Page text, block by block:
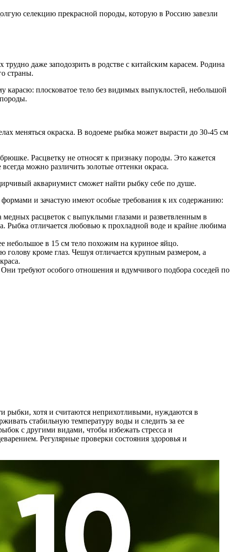
селекцию прекрасной породы, которую в Россию завезли
даже заподозрить в родстве с китайским карасем. Родина
страны.
плосковатое тело без видимых выпуклостей, небольшой
меняться окраска. В водоеме рыбка может вырасти до 30-45 см
Расцветку не относят к признаку породы. Это кажется
можно различить золотые оттенки окраса.
аквариумист сможет найти рыбку себе по душе.
и зачастую имеют особые требования к их содержанию:
расцветок с выпуклыми глазами и разветвленным в
Рыбка отличается любовью к прохладной воде и крайне любима
небольшое в 15 см тело похожим на куриное яйцо.
голову кроме глаз. Чешуя отличается крупным размером, а
требуют особого отношения и вдумчивого подбора соседей по
рыбки, хотя и считаются неприхотливыми, нуждаются в
стабильную температуру воды и следить за ее
с другими видами, чтобы избежать стресса и
Регулярные проверки состояния здоровья и